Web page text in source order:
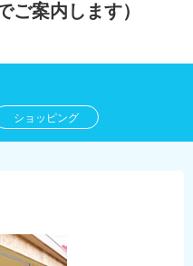
ご案内します）
ショッピング